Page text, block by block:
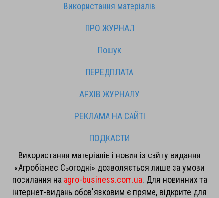
Використання матеріалів
ПРО ЖУРНАЛ
Пошук
ПЕРЕДПЛАТА
АРХІВ ЖУРНАЛУ
РЕКЛАМА НА САЙТІ
ПОДКАСТИ
Використання матеріалів і новин із сайту видання
«Агробізнес Сьогодні» дозволяється лише за умови
посилання на agro-business.com.ua. Для новинних та
інтернет-видань обов'язковим є пряме, відкрите для